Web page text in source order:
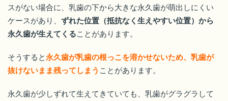
スがない場合に、乳歯の下から大きな永久歯が萌出しにくい
ケースがあり、 ずれた位置（抵抗なく生えやすい位置）から
永久歯が生えてくることがあります。
そうすると永久歯が乳歯の根っこを溶かせないため、乳歯が
抜けないまま残ってしまう ことがあります。
永久歯が少しずれて生えてきていても、乳歯がグラグラして